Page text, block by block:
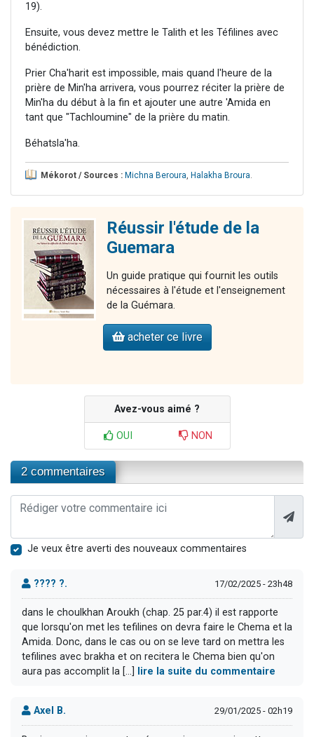
19).
Ensuite, vous devez mettre le Talith et les Téfilines avec
bénédiction.
Prier Cha'harit est impossible, mais quand l'heure de la
prière de Min'ha arrivera, vous pourrez réciter la prière de
Min'ha du début à la fin et ajouter une autre 'Amida en
tant que "Tachloumine" de la prière du matin.
Béhatsla'ha.
Mékorot / Sources : Michna Beroura, Halakha Broura.
Réussir l'étude de la
Guemara
Un guide pratique qui fournit les outils
nécessaires à l'étude et l'enseignement
de la Guémara.
acheter ce livre
Avez-vous aimé ?
OUI NON
2 commentaires
Je veux être averti des nouveaux commentaires
???? ?. 17/02/2025 - 23h48
dans le choulkhan Aroukh (chap. 25 par.4) il est rapporte
que lorsqu'on met les tefilines on devra faire le Chema et la
Amida. Donc, dans le cas ou on se leve tard on mettra les
tefilines avec brakha et on recitera le Chema bien qu'on
aura pas accomplit la [...]
lire la suite du commentaire
Axel B. 29/01/2025 - 02h19